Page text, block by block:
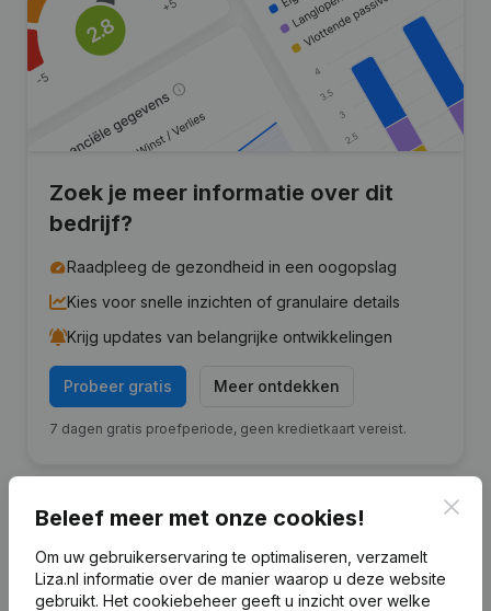
Zoek je meer informatie over dit
bedrijf?
Raadpleeg de gezondheid in een oogopslag
Kies voor snelle inzichten of granulaire details
Krijg updates van belangrijke ontwikkelingen
Probeer gratis Meer ontdekken
7 dagen gratis proefperiode, geen kredietkaart vereist.
Financiële gegevensvan Bolder Group
Beleef meer met onze cookies!
Om uw gebruikerservaring te optimaliseren, verzamelt
Liza.nl informatie over de manier waarop u deze website
gebruikt. Het cookiebeheer geeft u inzicht over welke